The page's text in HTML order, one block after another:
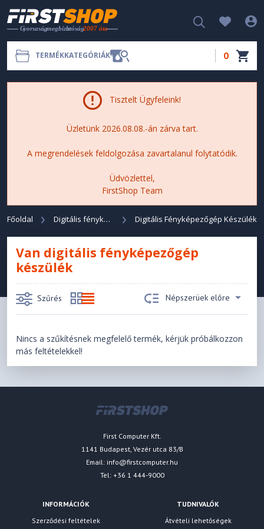
TERMÉKKATEGÓRIÁK 0
Tisztelt Ügyfeleink!
Üzletünk 2026.08.08.-án zárva tart.
A megrendelések feldolgozása zavartalanul folytatódik.
Üdvözlettel,
FirstShop Team
Főoldal Digitális fényképezőgép Digitális Fényképezőgép Készülék
Van digitális fényképezőgép
készülék
Szűrés Népszerüek előre
Nincs a szűkítésnek megfelelő termék, kérjük próbálkozzon
más feltételekkel!
First Computer Kft.
1141 Budapest, Vezér utca 83/B
Email: info@firstcomputer.hu
Tel: +36 1 444-9000
INFORMÁCIÓK
Szerződési feltételek
TUDNIVALÓK
Átvételi lehetőségek